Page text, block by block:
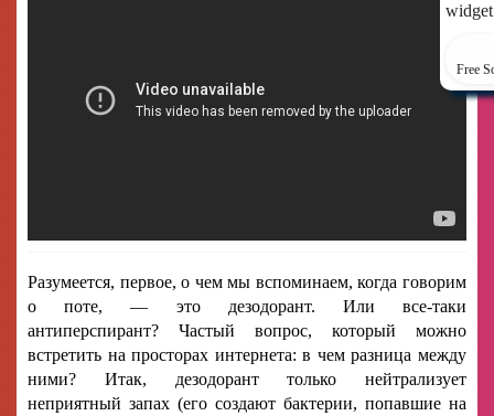
Free
Разумеется, первое, о чем мы вспоминаем, когда говорим
о поте, — это дезодорант. Или все-таки
антиперспирант? Частый вопрос, который можно
встретить на просторах интернета: в чем разница между
ними? Итак, дезодорант только нейтрализует
неприятный запах (его создают бактерии, попавшие на